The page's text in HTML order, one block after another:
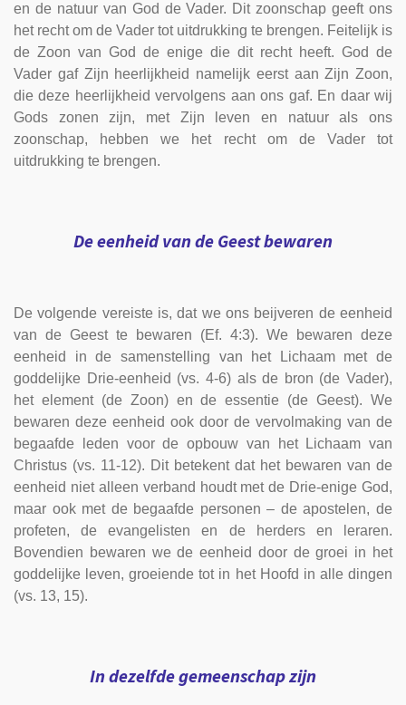
en de natuur van God de Vader. Dit zoonschap geeft ons
het recht om de Vader tot uitdrukking te brengen. Feitelijk is
de Zoon van God de enige die dit recht heeft. God de
Vader gaf Zijn heerlijkheid namelijk eerst aan Zijn Zoon,
die deze heerlijkheid vervolgens aan ons gaf. En daar wij
Gods zonen zijn, met Zijn leven en natuur als ons
zoonschap, hebben we het recht om de Vader tot
uitdrukking te brengen.
De eenheid van de Geest bewaren
De volgende vereiste is, dat we ons beijveren de eenheid
van de Geest te bewaren (Ef. 4:3). We bewaren deze
eenheid in de samenstelling van het Lichaam met de
goddelijke Drie-eenheid (vs. 4-6) als de bron (de Vader),
het element (de Zoon) en de essentie (de Geest). We
bewaren deze eenheid ook door de vervolmaking van de
begaafde leden voor de opbouw van het Lichaam van
Christus (vs. 11-12). Dit betekent dat het bewaren van de
eenheid niet alleen verband houdt met de Drie-enige God,
maar ook met de begaafde personen – de apostelen, de
profeten, de evangelisten en de herders en leraren.
Bovendien bewaren we de eenheid door de groei in het
goddelijke leven, groeiende tot in het Hoofd in alle dingen
(vs. 13, 15).
In dezelfde gemeenschap zijn